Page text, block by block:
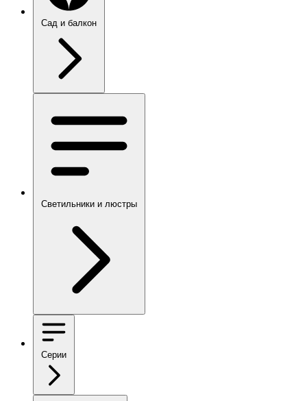
Сад и балкон
Светильники и люстры
Серии